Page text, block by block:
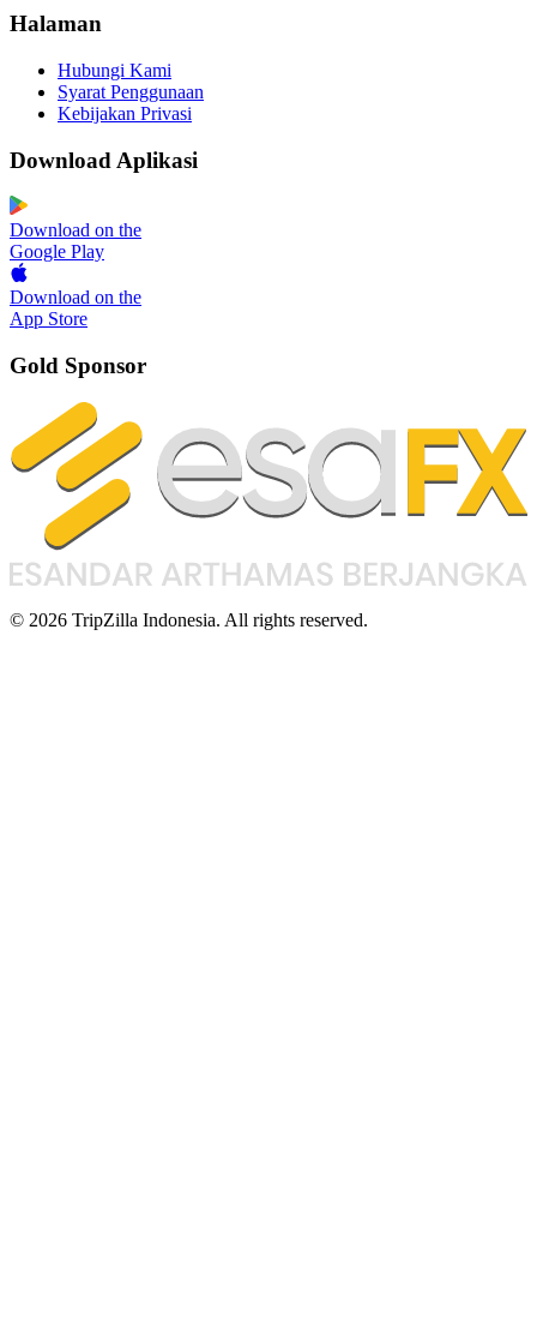
Halaman
Hubungi Kami
Syarat Penggunaan
Kebijakan Privasi
Download Aplikasi
Download on the
Google Play
Download on the
App Store
Gold Sponsor
© 2026 TripZilla Indonesia. All rights reserved.